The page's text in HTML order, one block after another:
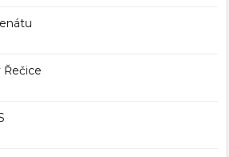
Řečice